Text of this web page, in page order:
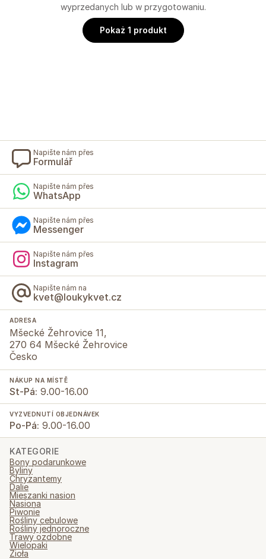
wyprzedanych lub w przygotowaniu.
Pokaż 1 produkt
Napište nám přes
Formulář
Napište nám přes
WhatsApp
Napište nám přes
Messenger
Napište nám přes
Instagram
Napište nám na
kvet@loukykvet.cz
ADRESA
Mšecké Žehrovice 11,
270 64 Mšecké Žehrovice
Česko
NÁKUP NA MÍSTĚ
St-Pá: 9.00-16.00
VYZVEDNUTÍ OBJEDNÁVEK
Po-Pá: 9.00-16.00
KATEGORIE
Bony podarunkowe
Byliny
Chryzantemy
Dalie
Mieszanki nasion
Nasiona
Piwonie
Rośliny cebulowe
Rośliny jednoroczne
Trawy ozdobne
Wielopaki
Zioła